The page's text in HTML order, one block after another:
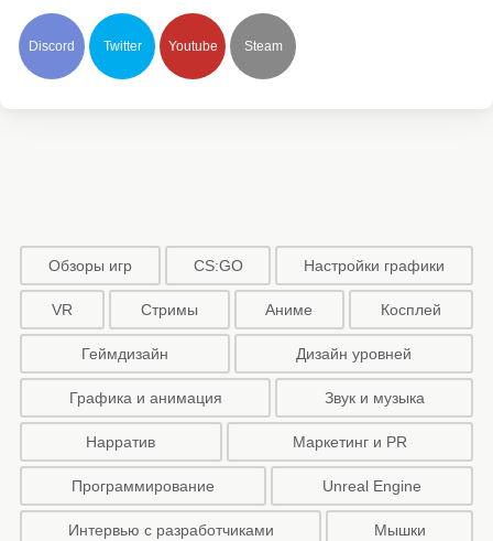
Discord Twitter Youtube Steam
Обзоры игр CS:GO Настройки графики
VR Стримы Аниме Косплей
Геймдизайн Дизайн уровней
Графика и анимация Звук и музыка
Нарратив Маркетинг и PR
Программирование Unreal Engine
Интервью с разработчиками Мышки